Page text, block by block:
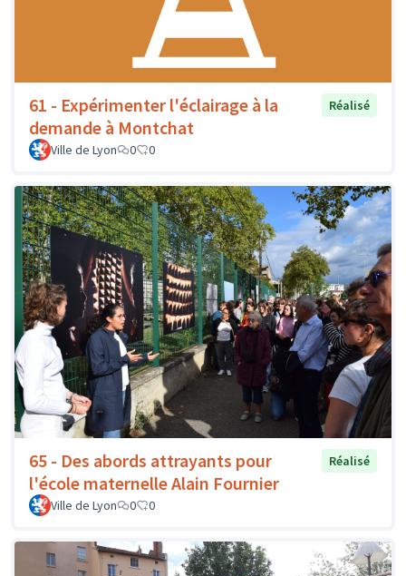
61 - Expérimenter l'éclairage à la
demande à Montchat
Réalisé
Ville de Lyon 0 0
65 - Des abords attrayants pour
l'école maternelle Alain Fournier
Réalisé
Ville de Lyon 0 0